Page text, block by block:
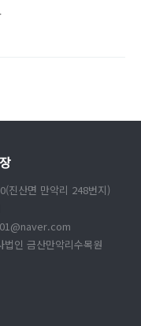
진산면 만악리 248번지)
인 금산만악리수목원